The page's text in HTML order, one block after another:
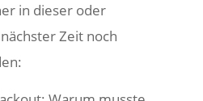
in dieser oder
Zeit noch